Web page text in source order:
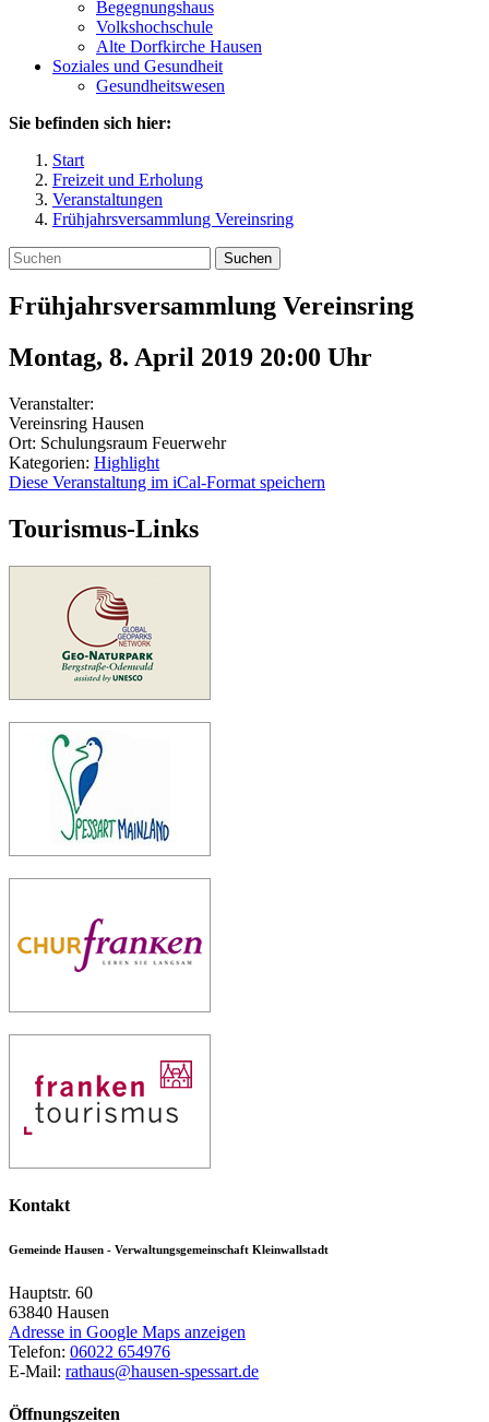
Begegnungshaus
Volkshochschule
Alte Dorfkirche Hausen
Soziales und Gesundheit
Gesundheitswesen
Sie befinden sich hier:
Start
Freizeit und Erholung
Veranstaltungen
Frühjahrsversammlung Vereinsring
Suchen
Frühjahrsversammlung Vereinsring
Montag, 8. April 2019 20:00 Uhr
Veranstalter:
Vereinsring Hausen
Ort: Schulungsraum Feuerwehr
Kategorien: Highlight
Diese Veranstaltung im iCal-Format speichern
Tourismus-Links
Kontakt
Gemeinde Hausen - Verwaltungsgemeinschaft Kleinwallstadt
Hauptstr. 60
63840 Hausen
Adresse in Google Maps anzeigen
Telefon: 06022 654976
E-Mail: rathaus@hausen-spessart.de
Öffnungszeiten